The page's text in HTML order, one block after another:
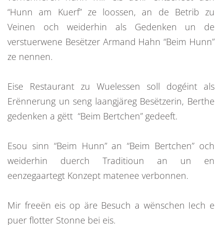
“Hunn am Kuerf” ze loossen, an de Betrib zu
Veinen och weiderhin als Gedenken un de
verstuerwene Besëtzer Armand Hahn “Beim Hunn”
ze nennen.
Eise Restaurant zu Wuelessen soll dogéint als
Erënnerung un seng laangjäreg Besëtzerin, Berthe
gedenken a gëtt “Beim Bertchen” gedeeft.
Esou sinn “Beim Hunn” an “Beim Bertchen” och
weiderhin duerch Traditioun an un en
eenzegaartegt Konzept matenee verbonnen.
Mir freeën eis op äre Besuch a wënschen Iech e
puer flotter Stonne bei eis.